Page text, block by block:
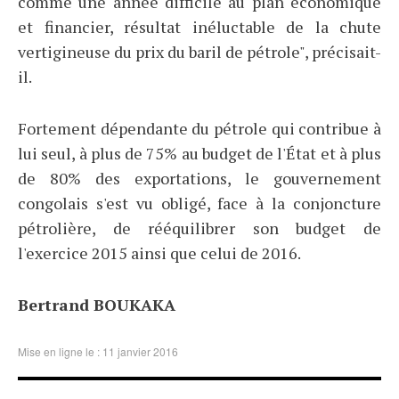
et financier, résultat inéluctable de la chute
vertigineuse du prix du baril de pétrole", précisait-
il.
Fortement dépendante du pétrole qui contribue à
lui seul, à plus de 75% au budget de l'État et à plus
de 80% des exportations, le gouvernement
congolais s'est vu obligé, face à la conjoncture
pétrolière, de rééquilibrer son budget de
l'exercice 2015 ainsi que celui de 2016.
Bertrand BOUKAKA
Mise en ligne le : 11 janvier 2016